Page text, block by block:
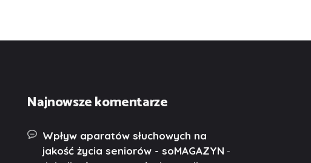
Najnowsze komentarze
Wpływ aparatów słuchowych na
jakość życia seniorów - soMAGAZYN -